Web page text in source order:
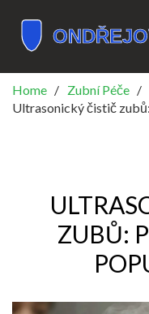
Home
Zubní Péče
Ultrasonický čistič
ZUBŮ: